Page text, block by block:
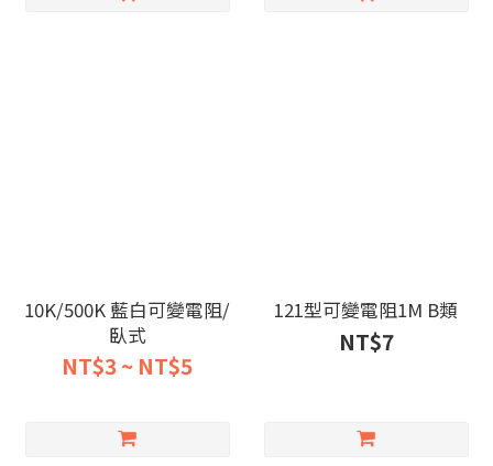
10K/500K 藍白可變電阻/
臥式
NT$3 ~ NT$5
121型可變電阻1M B類
NT$7